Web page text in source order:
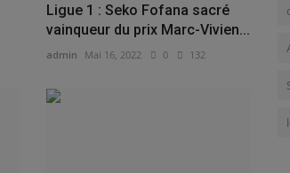
Ligue 1 : Seko Fofana sacré
vainqueur du prix Marc-Vivien...
admin Mai 16, 2022 0 132